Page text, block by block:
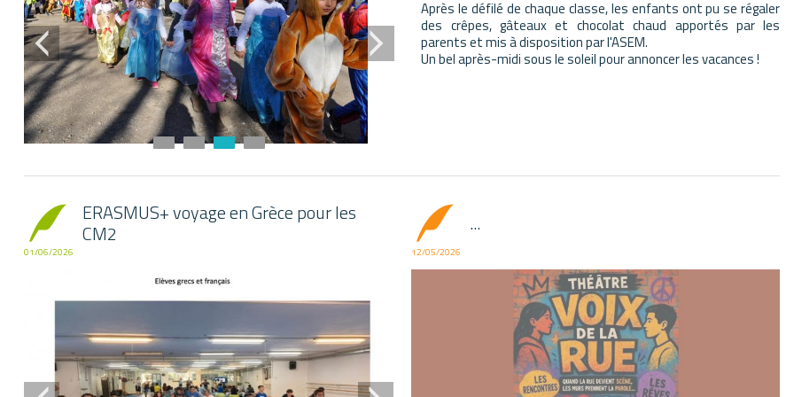
Tutelle des Frères Maristes
O.G.E.C.
Amicale Mariste
Actions solidaires
Après le défilé de chaque classe, les enfants ont pu se régaler
des crêpes, gâteaux et chocolat chaud apportés par les
parents et mis à disposition par l'ASEM.
Un bel après-midi sous le soleil pour annoncer les vacances !
01/06/2026
ERASMUS+ voyage en Grèce pour les
CM2
12/05/2026
...